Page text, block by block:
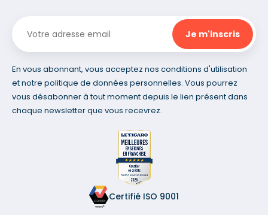
En vous abonnant, vous acceptez nos conditions d'utilisation
et notre politique de données personnelles. Vous pourrez
vous désabonner à tout moment depuis le lien présent dans
chaque newsletter que vous recevrez.
Certifié ISO 9001